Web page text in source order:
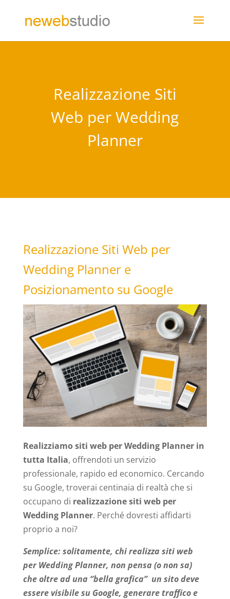
Realizzazione Siti
Web per Wedding
Planner
Realizzazione Siti Web per
Wedding Planner e
Posizionamento su Google
Realizziamo siti web per Wedding Planner in
tutta Italia, offrendoti un servizio
professionale, rapido ed economico. Cercando
su Google, troverai centinaia di realtà che si
occupano di realizzazione siti web per
Wedding Planner. Perché dovresti affidarti
proprio a noi?
Semplice: solitamente, chi realizza siti web
per Wedding Planner, non pensa (o non sa)
che oltre ad una “bella grafica” un sito deve
essere visibile su Google, generare traffico e